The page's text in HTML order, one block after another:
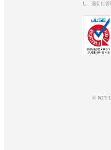
し、適切に管
© NTT